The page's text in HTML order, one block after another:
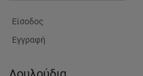
Είσοδος
Εγγραφή